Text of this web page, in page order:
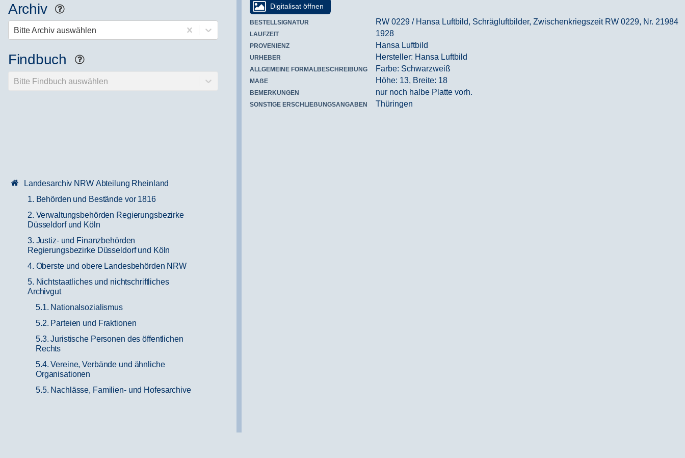
Archiv Hilfe
Bitte Archiv auswählen
Findbuch Hilfe
Bitte Findbuch auswählen
Landesarchiv NRW Abteilung Rheinland
1. Behörden und Bestände vor 1816
2. Verwaltungsbehörden Regierungsbezirke
Düsseldorf und Köln
3. Justiz- und Finanzbehörden
Regierungsbezirke Düsseldorf und Köln
4. Oberste und obere Landesbehörden NRW
5. Nichtstaatliches und nichtschriftliches
Archivgut
5.1. Nationalsozialismus
5.2. Parteien und Fraktionen
5.3. Juristische Personen des öffentlichen
Rechts
5.4. Vereine, Verbände und ähnliche
Organisationen
5.5. Nachlässe, Familien- und Hofesarchive
Digitalisat öffnen
BESTELLSIGNATUR RW 0229 / Hansa Luftbild, Schrägluftbilder, Zwischenkriegszeit RW 0229, Nr. 21984
LAUFZEIT 1928
PROVENIENZ Hansa Luftbild
URHEBER Hersteller: Hansa Luftbild
ALLGEMEINE FORMALBESCHREIBUNG Farbe: Schwarzweiß
MAẞE Höhe: 13, Breite: 18
BEMERKUNGEN nur noch halbe Platte vorh.
SONSTIGE ERSCHLIEẞUNGSANGABEN Thüringen